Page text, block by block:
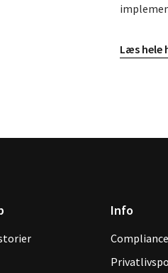
Læs hele
Info
Compliance